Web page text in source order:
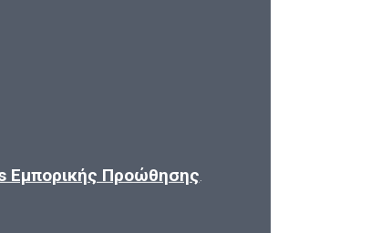
Εμπορικής Προώθησης.